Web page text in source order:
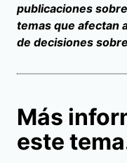
publicaciones
temas que afectan
de decisiones
Más
este